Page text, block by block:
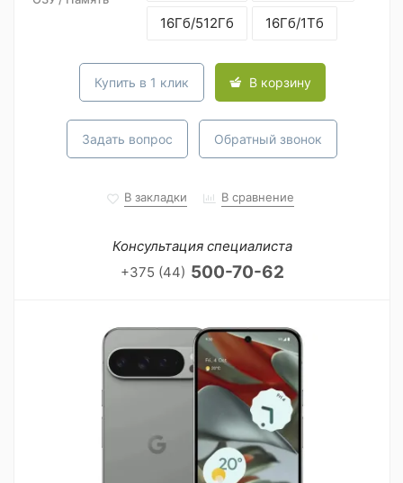
16Гб/512Гб 16Гб/1Тб
Купить в 1 клик В корзину
Задать вопрос Обратный звонок
В закладки В сравнение
Консультация специалиста
+375 (44) 500-70-62